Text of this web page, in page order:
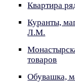
Квартира
Куранты,
Л.М.
товаров
Обувашка,